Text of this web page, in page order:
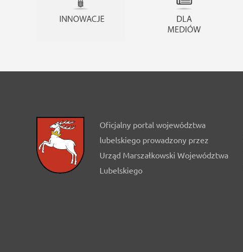
Oficjalny portal województwa
lubelskiego prowadzony przez
Urząd Marszałkowski Województwa
Lubelskiego